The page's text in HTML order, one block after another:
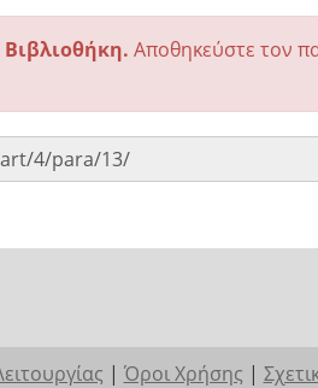
Αποθηκεύστε τον
| Όροι Χρήσης |